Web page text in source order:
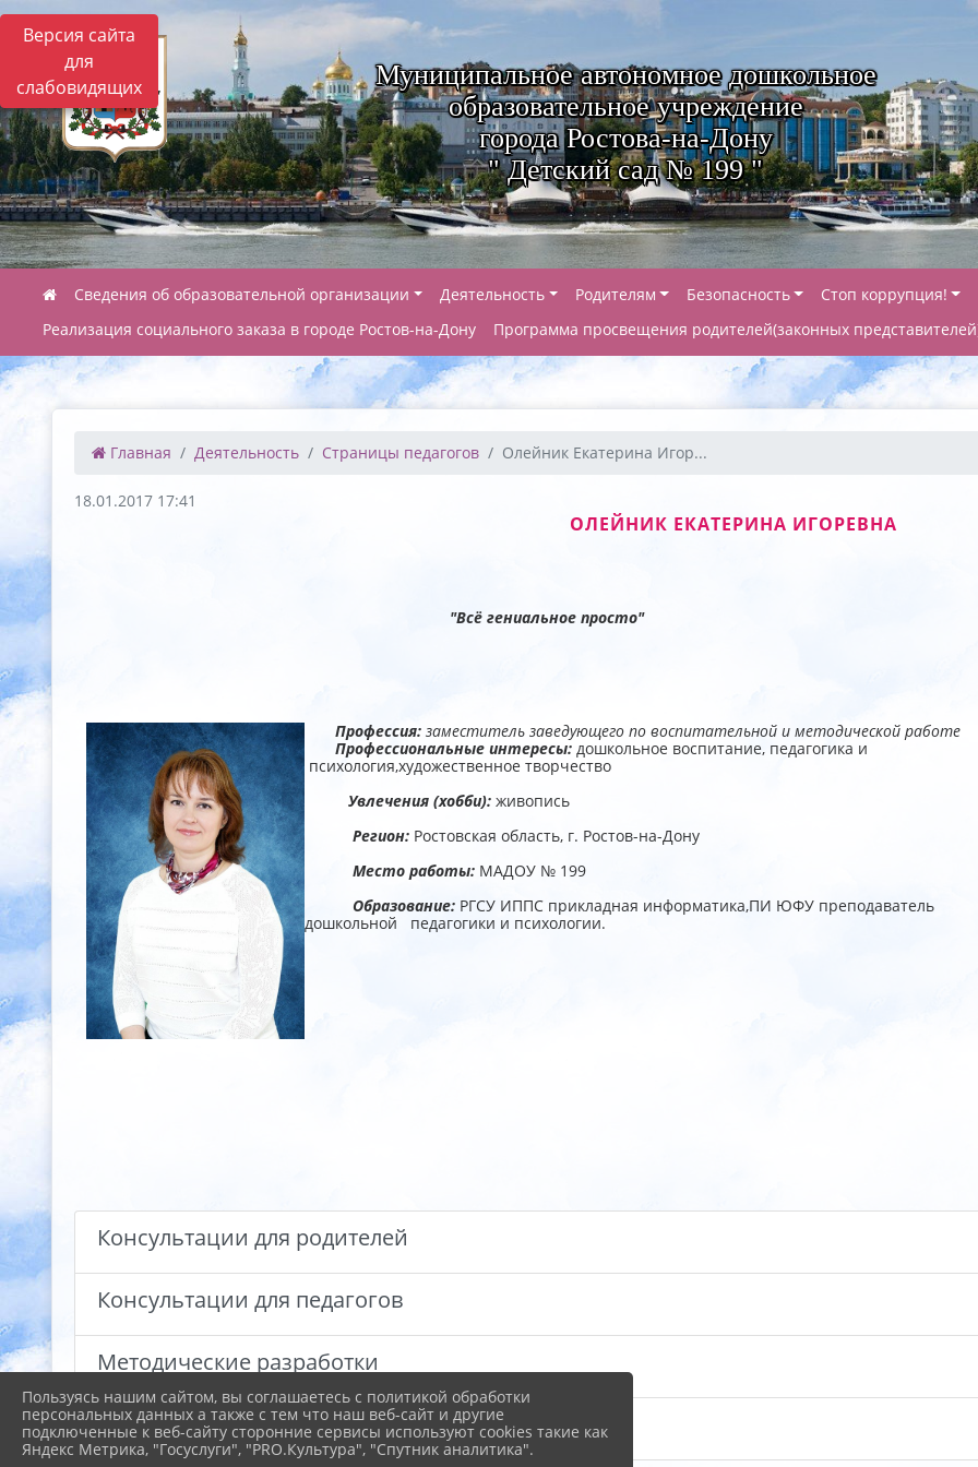
Версия сайта
для
слабовидящих
Муниципальное автономное дошкольное
образовательное учреждение
города Ростова-на-Дону
" Детский сад № 199 "
Сведения об образовательной организации Деятельность Родителям Безопасность Стоп коррупция!
Реализация социального заказа в городе Ростов-на-Дону
Программа просвещения родителей(законных
Главная Деятельность Страницы педагогов Олейник Екатерина Игор...
18.01.2017 17:41
ОЛЕЙНИК ЕКАТЕРИНА ИГОРЕВНА
"Всё гениальное просто"
Профессия: заместитель заведующего по воспитательной и методической работе
Профессиональные интересы: дошкольное воспитание, педагогика и
психология,художественное творчество
Увлечения (хобби): живопись
Регион: Ростовская область, г. Ростов-на-Дону
Место работы: МАДОУ № 199
Образование: РГСУ ИППС прикладная информатика,ПИ ЮФУ преподаватель
дошкольной педагогики и психологии.
Консультации для родителей
Консультации для педагогов
Методические разработки
Достижения и награды
Пользуясь нашим сайтом, вы соглашаетесь с политикой обработки
персональных данных а также с тем что наш веб-сайт и другие
подключенные к веб-сайту сторонние сервисы используют cookies такие как
Яндекс Метрика, "Госуслуги", "PRO.Культура", "Спутник аналитика".